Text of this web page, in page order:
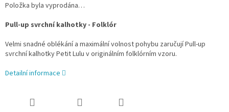
Položka byla vyprodána…
Pull-up svrchní kalhotky - Folklór
Velmi snadné oblékání a maximální volnost pohybu zaručují Pull-up
svrchní kalhotky Petit Lulu v originálním folklórním vzoru.
Detailní informace